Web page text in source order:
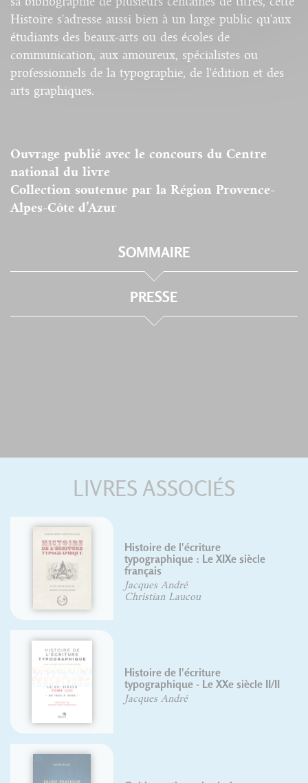
Histoire s'adresse aussi bien à un large public qu'aux
étudiants des beaux-arts ou des écoles de
communication, aux amoureux, spécialistes ou
professionnels de la typographie, de l'édition et des
arts graphiques.
Ouvrage publié avec le concours du Centre
national du livre
Collection soutenue par la Région Provence-
Alpes-Côte d’Azur
SOMMAIRE
PRESSE
LIVRES ASSOCIÉS
XIXe siècle
XXe siècle II/II
François Boltana
Jean Alessandrini
David Rault